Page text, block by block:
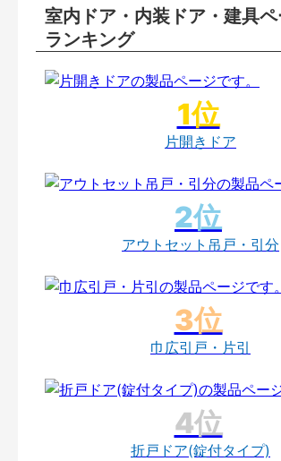
室内ドア・内装ドア・建具
ランキング
片開きドア
アウトセット吊戸・引分
巾広引戸・片引
折戸ドア(錠付タイプ)